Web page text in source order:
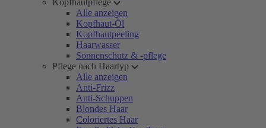
Kopfhautpflege
Alle anzeigen
Kopfhaut-Öl
Kopfhautpeeling
Haarwasser
Sonnenschutz & -pflege
Pflege nach Haartyp
Alle anzeigen
Anti-Frizz
Anti-Schuppen
Blondes Haar
Coloriertes Haar